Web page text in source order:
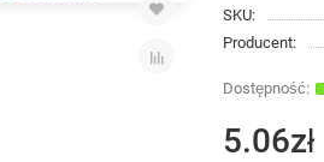
SKU:
Producent:
5.06zł